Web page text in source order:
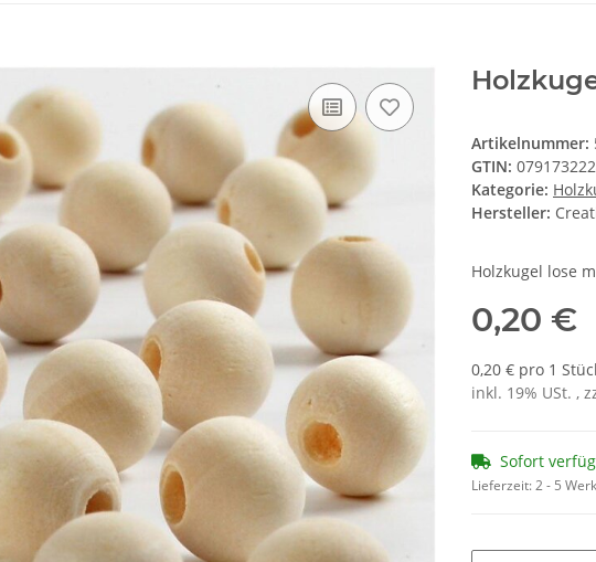
Artikelnummer:
GTIN:
Kategorie:
Hersteller:
Holzkugel lose
0,20 €
0,20 € pro 1
inkl. 19% USt. ,
Sofort
Lieferzeit:2 - 5